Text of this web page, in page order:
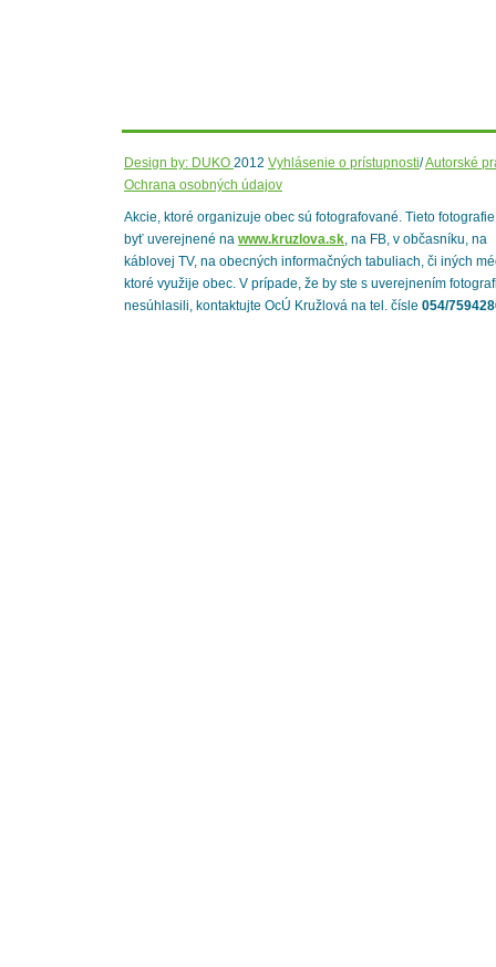
Design by: DUKO 2012 Vyhlásenie o prístupnosti/Autorské
Ochrana osobných údajov
Akcie, ktoré organizuje obec sú fotografované. Tieto
byť uverejnené na www.kruzlova.sk, na FB, v občasníku, na
káblovej TV, na obecných informačných tabuliach, či iných
ktoré využije obec. V prípade, že by ste s uverejnením
nesúhlasili, kontaktujte OcÚ Kružlová na tel. čísle 054/